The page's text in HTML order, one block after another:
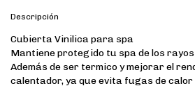
Descripción
Cubierta Vinilica para spa
Mantiene protegido tu spa de los rayos
Además de ser termico y mejorar el
calentador, ya que evita fugas de calor